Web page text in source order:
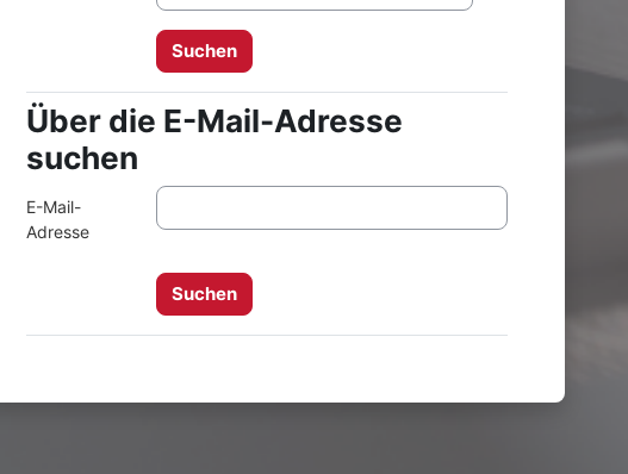
Über die E-Mail-Adresse suchen
Über die E-Mail-Adresse
suchen
E-Mail-
Adresse